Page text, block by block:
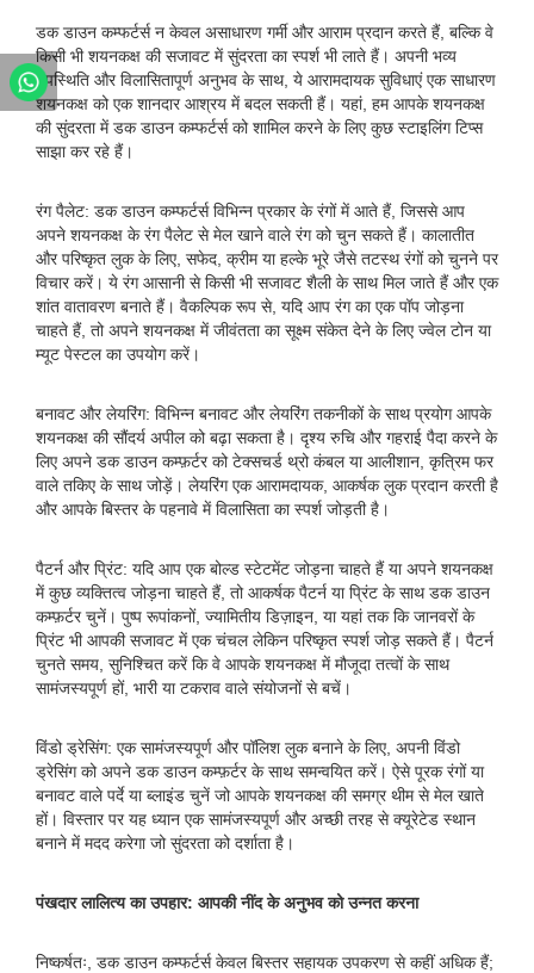
डक डाउन कम्फर्टर्स न केवल असाधारण गर्मी और आराम प्रदान करते हैं, बल्कि वे
किसी भी शयनकक्ष की सजावट में सुंदरता का स्पर्श भी लाते हैं। अपनी भव्य
उपस्थिति और विलासितापूर्ण अनुभव के साथ, ये आरामदायक सुविधाएं एक साधारण
शयनकक्ष को एक शानदार आश्रय में बदल सकती हैं। यहां, हम आपके शयनकक्ष
की सुंदरता में डक डाउन कम्फर्टर्स को शामिल करने के लिए कुछ स्टाइलिंग टिप्स
साझा कर रहे हैं।
रंग पैलेट: डक डाउन कम्फर्टर्स विभिन्न प्रकार के रंगों में आते हैं, जिससे आप
अपने शयनकक्ष के रंग पैलेट से मेल खाने वाले रंग को चुन सकते हैं। कालातीत
और परिष्कृत लुक के लिए, सफेद, क्रीम या हल्के भूरे जैसे तटस्थ रंगों को चुनने पर
विचार करें। ये रंग आसानी से किसी भी सजावट शैली के साथ मिल जाते हैं और एक
शांत वातावरण बनाते हैं। वैकल्पिक रूप से, यदि आप रंग का एक पॉप जोड़ना
चाहते हैं, तो अपने शयनकक्ष में जीवंतता का सूक्ष्म संकेत देने के लिए ज्वेल टोन या
म्यूट पेस्टल का उपयोग करें।
बनावट और लेयरिंग: विभिन्न बनावट और लेयरिंग तकनीकों के साथ प्रयोग आपके
शयनकक्ष की सौंदर्य अपील को बढ़ा सकता है। दृश्य रुचि और गहराई पैदा करने के
लिए अपने डक डाउन कम्फ़र्टर को टेक्सचर्ड थ्रो कंबल या आलीशान, कृत्रिम फर
वाले तकिए के साथ जोड़ें। लेयरिंग एक आरामदायक, आकर्षक लुक प्रदान करती है
और आपके बिस्तर के पहनावे में विलासिता का स्पर्श जोड़ती है।
पैटर्न और प्रिंट: यदि आप एक बोल्ड स्टेटमेंट जोड़ना चाहते हैं या अपने शयनकक्ष
में कुछ व्यक्तित्व जोड़ना चाहते हैं, तो आकर्षक पैटर्न या प्रिंट के साथ डक डाउन
कम्फ़र्टर चुनें। पुष्प रूपांकनों, ज्यामितीय डिज़ाइन, या यहां तक ​​कि जानवरों के
प्रिंट भी आपकी सजावट में एक चंचल लेकिन परिष्कृत स्पर्श जोड़ सकते हैं। पैटर्न
चुनते समय, सुनिश्चित करें कि वे आपके शयनकक्ष में मौजूदा तत्वों के साथ
सामंजस्यपूर्ण हों, भारी या टकराव वाले संयोजनों से बचें।
विंडो ड्रेसिंग: एक सामंजस्यपूर्ण और पॉलिश लुक बनाने के लिए, अपनी विंडो
ड्रेसिंग को अपने डक डाउन कम्फ़र्टर के साथ समन्वयित करें। ऐसे पूरक रंगों या
बनावट वाले पर्दे या ब्लाइंड चुनें जो आपके शयनकक्ष की समग्र थीम से मेल खाते
हों। विस्तार पर यह ध्यान एक सामंजस्यपूर्ण और अच्छी तरह से क्यूरेटेड स्थान
बनाने में मदद करेगा जो सुंदरता को दर्शाता है।
पंखदार लालित्य का उपहार: आपकी नींद के अनुभव को उन्नत करना
निष्कर्षतः, डक डाउन कम्फर्टर्स केवल बिस्तर सहायक उपकरण से कहीं अधिक हैं;